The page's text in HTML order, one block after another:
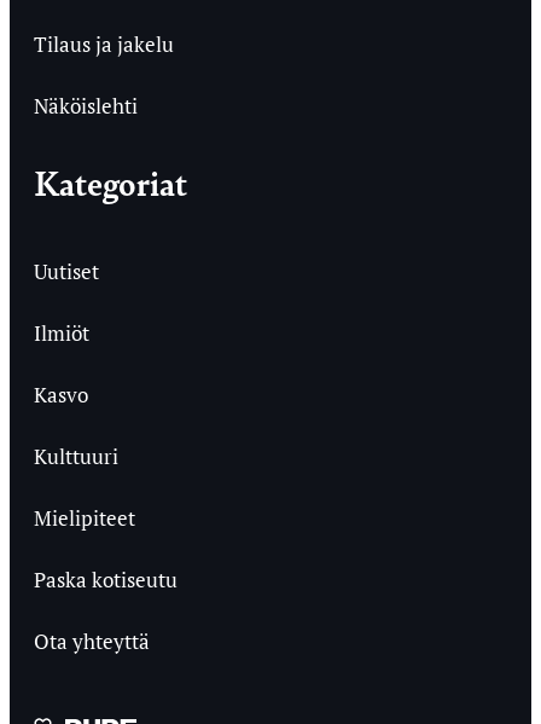
Tilaus ja jakelu
Näköislehti
Kategoriat
Uutiset
Ilmiöt
Kasvo
Kulttuuri
Mielipiteet
Paska kotiseutu
Ota yhteyttä